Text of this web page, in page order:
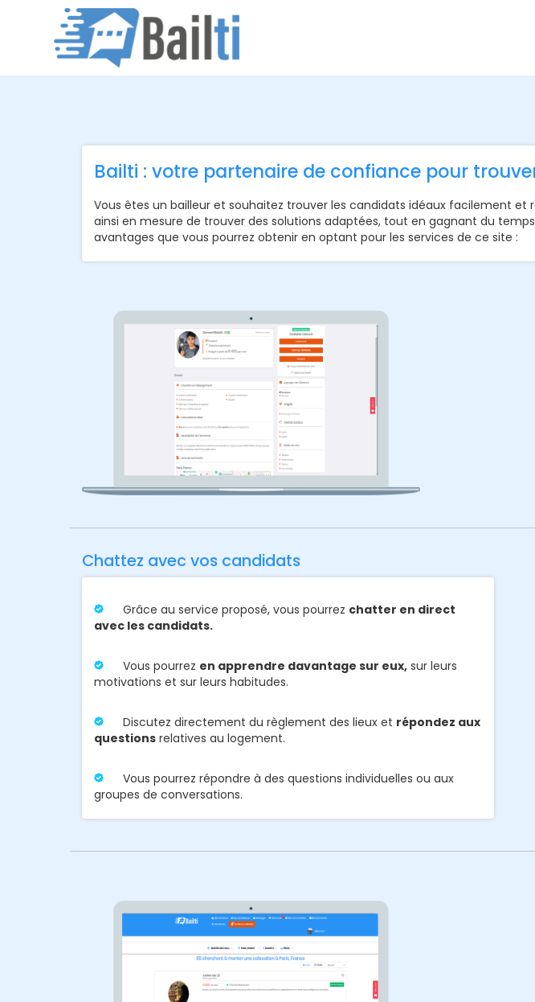
Bailti : votre partenaire de confiance pour
Vous êtes un bailleur et souhaitez trouver les candidats idéaux facilement et
ainsi en mesure de trouver des solutions adaptées, tout en gagnant du
avantages que vous pourrez obtenir en optant pour les services de ce site :
Chattez avec vos candidats
Grâce au service proposé, vous pourrez chatter en direct
avec les candidats.
Vous pourrez en apprendre davantage sur eux, sur leurs
motivations et sur leurs habitudes.
Discutez directement du règlement des lieux et répondez aux
questions relatives au logement.
Vous pourrez répondre à des questions individuelles ou aux
groupes de conversations.